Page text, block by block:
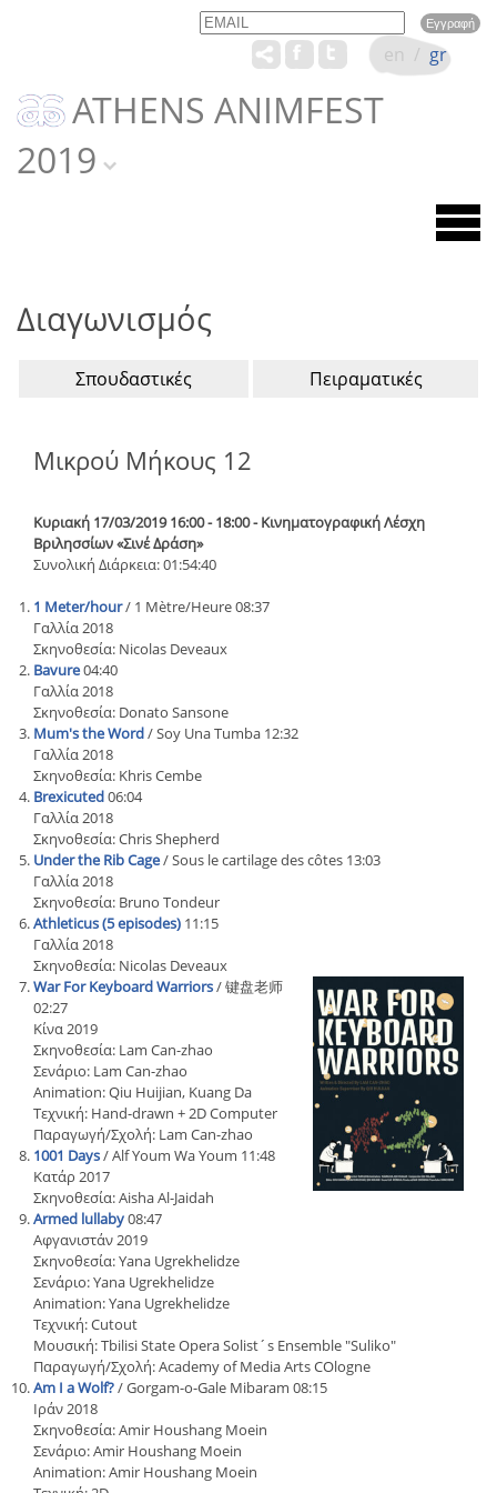
Email Name
ATHENS ANIMFEST
2019
en / gr
Διαγωνισμός
Σπουδαστικές Πειραματικές
Μικρού Μήκους 12
Κυριακή 17/03/2019 16:00 - 18:00 - Κινηματογραφική Λέσχη
Βριλησσίων «Σινέ Δράση»
Συνολική Διάρκεια: 01:54:40
1 Meter/hour/ 1 Mètre/Heure 08:37
Γαλλία 2018
Σκηνοθεσία: Nicolas Deveaux
Bavure04:40
Γαλλία 2018
Σκηνοθεσία: Donato Sansone
Mum's the Word/ Soy Una Tumba 12:32
Γαλλία 2018
Σκηνοθεσία: Khris Cembe
Brexicuted06:04
Γαλλία 2018
Σκηνοθεσία: Chris Shepherd
Under the Rib Cage/ Sous le cartilage des côtes 13:03
Γαλλία 2018
Σκηνοθεσία: Bruno Tondeur
Athleticus (5 episodes) 11:15
Γαλλία 2018
Σκηνοθεσία: Nicolas Deveaux
War For Keyboard Warriors/ 键盘老师
02:27
Κίνα 2019
Σκηνοθεσία: Lam Can-zhao
Σενάριο: Lam Can-zhao
Animation: Qiu Huijian, Kuang Da
Τεχνική: Hand-drawn + 2D Computer
Παραγωγή/Σχολή: Lam Can-zhao
1001 Days/ Alf Youm Wa Youm 11:48
Κατάρ 2017
Σκηνοθεσία: Aisha Al-Jaidah
Armed lullaby08:47
Αφγανιστάν 2019
Σκηνοθεσία: Yana Ugrekhelidze
Σενάριο: Yana Ugrekhelidze
Animation: Yana Ugrekhelidze
Τεχνική: Cutout
Μουσική: Tbilisi State Opera Solist´s Ensemble "Suliko"
Παραγωγή/Σχολή: Academy of Media Arts COlogne
Am I a Wolf?/ Gorgam-o-Gale Mibaram 08:15
Ιράν 2018
Σκηνοθεσία: Amir Houshang Moein
Σενάριο: Amir Houshang Moein
Animation: Amir Houshang Moein